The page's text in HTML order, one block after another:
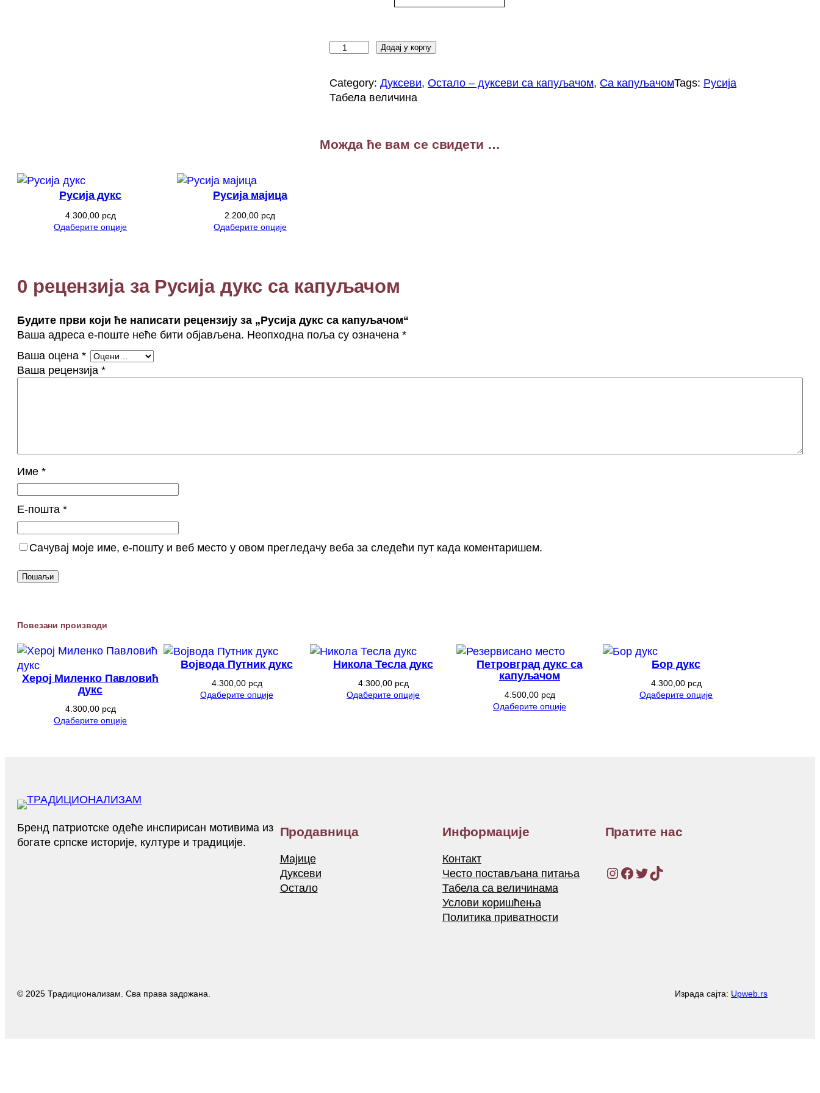
с
и
у
љ
а
о
м
а
Додај у корпу
Category: Дуксеви, Остало – дуксеви са капуљачом, Са капуљачомTags: Русија
Табела величина
Можда ће вам се свидети …
Русија дукс
4.300,00 рсд
Одаберите опције
Русија мајица
2.200,00 рсд
Одаберите опције
0 рецензија за Русија дукс са капуљачом
Будите први који ће написати рецензију за „Русија дукс са капуљачом“
Ваша адреса е-поште неће бити објављена. Неопходна поља су означена *
Ваша оцена *
Ваша рецензија *
Име *
Е-пошта *
Сачувај моје име, е-пошту и веб место у овом прегледачу веба за следећи пут када коментаришем.
Повезани производи
Херој Миленко Павловић
дукс
4.300,00 рсд
Одаберите опције
Војвода Путник дукс
4.300,00 рсд
Одаберите опције
Никола Тесла дукс
4.300,00 рсд
Одаберите опције
Петровград дукс са
капуљачом
4.500,00 рсд
Одаберите опције
Бoр дукс
4.300,00 рсд
Одаберите опције
Бренд патриотске одеће инспирисан мотивима из
богате српске историје, културе и традиције.
Продавница
Мајице
Дуксеви
Остало
Информације
Контакт
Често постављана питања
Табела са величинама
Услови коришћења
Политика приватности
Пратите нас
Instagram Facebook Twitter TikTok
© 2025 Традиционализам. Сва права задржана. Израда сајта: Upweb.rs